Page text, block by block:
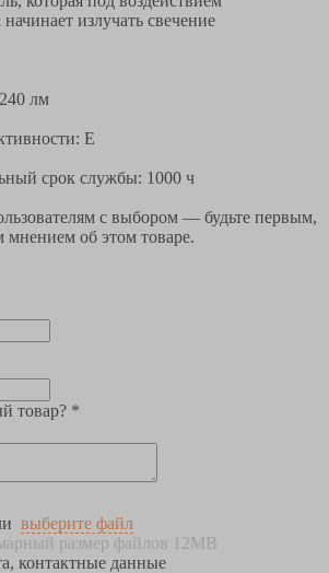
начинает излучать свечение
лм
E
срок службы: 1000 ч
с выбором — будьте первым,
мнением об этом товаре.
товар? *
выберите файл
размер файлов 12MB
контактные данные